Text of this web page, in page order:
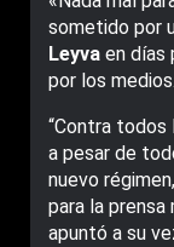
sometido por
Leyva en días
por los medios.
“Contra todos
a pesar de
nuevo
para la prensa
apuntó a su